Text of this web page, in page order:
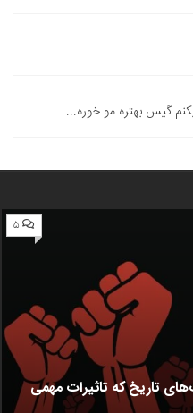
گیس بهتره مو خوره...
۵
تاریخ که تاثیرات مهمی